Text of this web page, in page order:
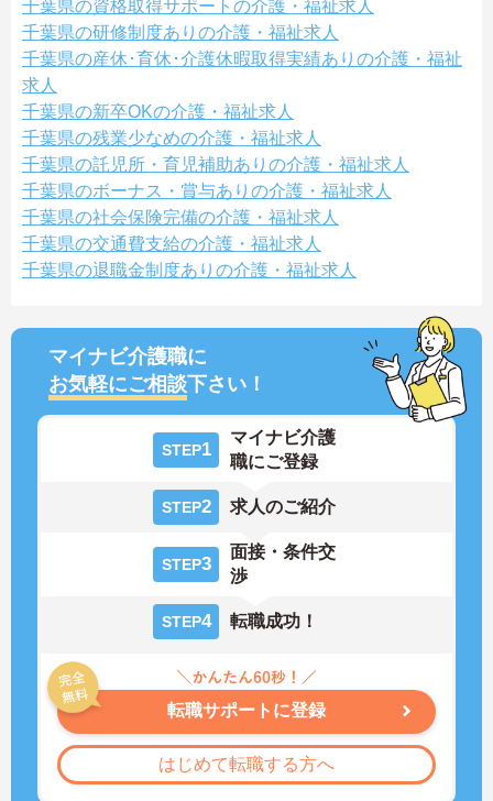
千葉県の資格取得サポートの介護・福祉求人
千葉県の研修制度ありの介護・福祉求人
千葉県の産休･育休･介護休暇取得実績ありの介護・福祉
求人
千葉県の新卒OKの介護・福祉求人
千葉県の残業少なめの介護・福祉求人
千葉県の託児所・育児補助ありの介護・福祉求人
千葉県のボーナス・賞与ありの介護・福祉求人
千葉県の社会保険完備の介護・福祉求人
千葉県の交通費支給の介護・福祉求人
千葉県の退職金制度ありの介護・福祉求人
マイナビ介護職に
お気軽にご相談下さい！
STEP1
マイナビ介護
職にご登録
STEP2 求人のご紹介
STEP3
面接・条件交
渉
STEP4 転職成功！
転職サポートに登録
はじめて転職する方へ